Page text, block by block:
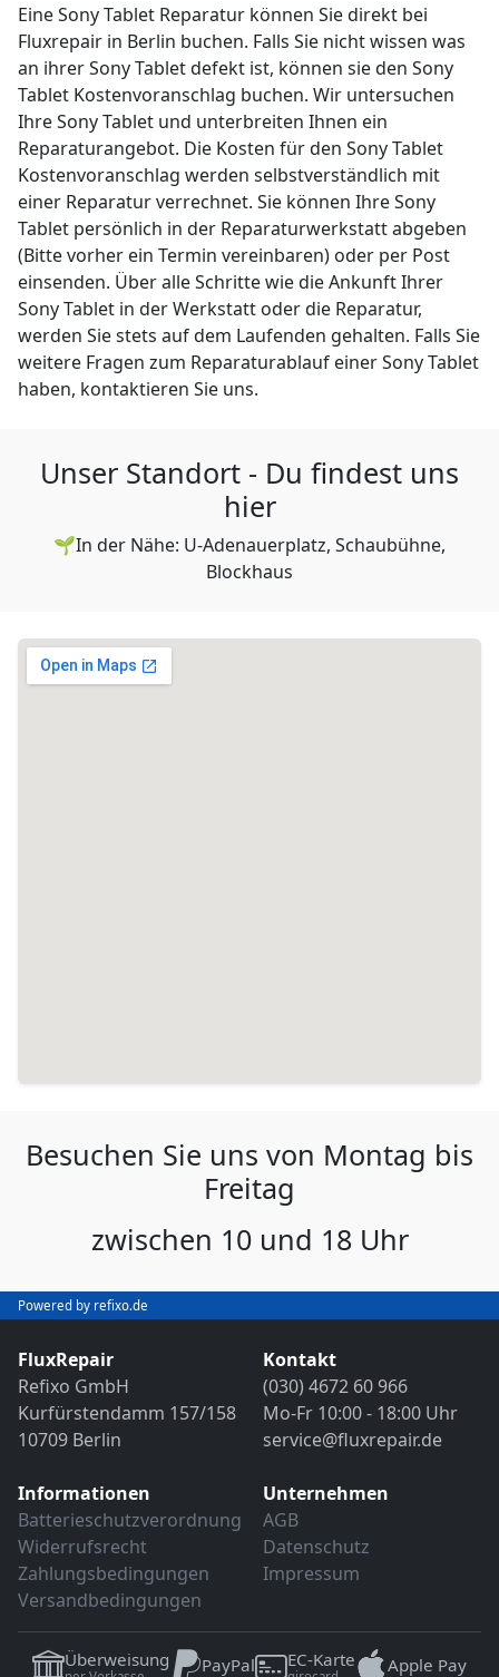
Eine Sony Tablet Reparatur können Sie direkt bei
Fluxrepair in Berlin buchen. Falls Sie nicht wissen was
an ihrer Sony Tablet defekt ist, können sie den Sony
Tablet Kostenvoranschlag buchen. Wir untersuchen
Ihre Sony Tablet und unterbreiten Ihnen ein
Reparaturangebot. Die Kosten für den Sony Tablet
Kostenvoranschlag werden selbstverständlich mit
einer Reparatur verrechnet. Sie können Ihre Sony
Tablet persönlich in der Reparaturwerkstatt abgeben
(Bitte vorher ein Termin vereinbaren) oder per Post
einsenden. Über alle Schritte wie die Ankunft Ihrer
Sony Tablet in der Werkstatt oder die Reparatur,
werden Sie stets auf dem Laufenden gehalten. Falls Sie
weitere Fragen zum Reparaturablauf einer Sony Tablet
haben, kontaktieren Sie uns.
Unser Standort - Du findest uns
hier
🌱In der Nähe: U-Adenauerplatz, Schaubühne,
Blockhaus
Besuchen Sie uns von Montag bis
Freitag
zwischen 10 und 18 Uhr
Powered by refixo.de
FluxRepair
Refixo GmbH
Kurfürstendamm 157/158
10709 Berlin
Kontakt
(030) 4672 60 966
Mo-Fr 10:00 - 18:00 Uhr
service@fluxrepair.de
Informationen
Batterieschutzverordnung
Widerrufsrecht
Zahlungsbedingungen
Versandbedingungen
Unternehmen
AGB
Datenschutz
Impressum
Überweisung PayPal EC-Karte Apple Pay